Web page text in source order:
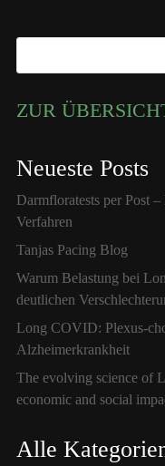
ZUR
Neueste Posts
Darmfloratests per Post
Verfahren
Tanjas Pacing Blog
Warum Belastung bei
deutlichen
Long COVID: Plexus-
Alzheimerkrankheit
The evolving science of
economic and social
Alle